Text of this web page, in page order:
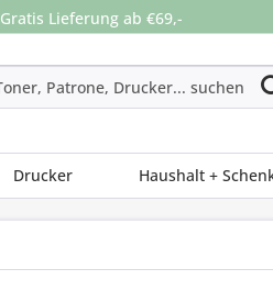
Gratis Lieferung ab €69,-
Drucker Haushalt +